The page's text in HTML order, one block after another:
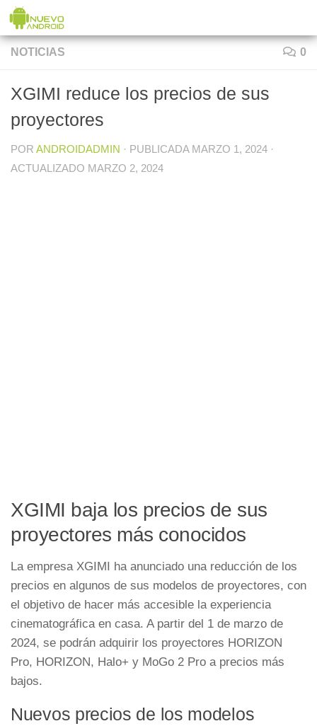
Saltar al contenido
NOTICIAS 0
XGIMI reduce los precios de sus
proyectores
POR ANDROIDADMIN · PUBLICADA MARZO 1, 2024 ·
ACTUALIZADO MARZO 2, 2024
XGIMI baja los precios de sus
proyectores más conocidos
La empresa XGIMI ha anunciado una reducción de los
precios en algunos de sus modelos de proyectores, con
el objetivo de hacer más accesible la experiencia
cinematográfica en casa. A partir del 1 de marzo de
2024, se podrán adquirir los proyectores HORIZON
Pro, HORIZON, Halo+ y MoGo 2 Pro a precios más
bajos.
Nuevos precios de los modelos